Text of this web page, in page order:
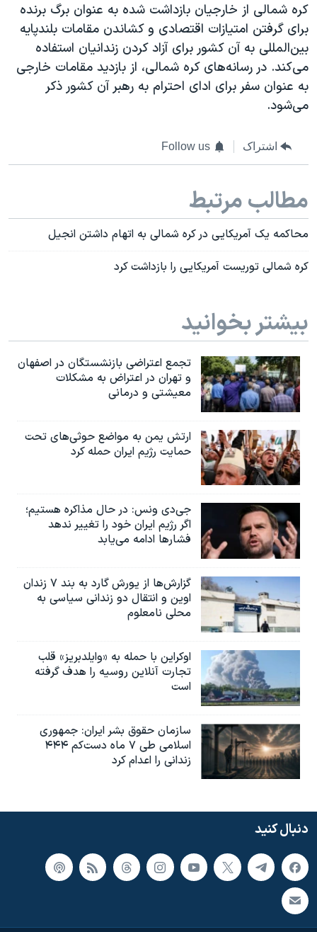
کره شمالی از خارجیان بازداشت شده به عنوان برگ برنده
برای گرفتن امتیازات اقتصادی و کشاندن مقامات بلندپایه
بین‌المللی به آن کشور برای آزاد کردن زندانیان استفاده
می‌کند. در رسانه‌های کره شمالی، از بازدید مقامات خارجی
به عنوان سفر برای ادای احترام به رهبر آن کشور ذکر
می‌شود.
اشتراک Follow us
مطالب مرتبط
محاکمه یک آمریکایی در کره شمالی به اتهام داشتن انجیل
کره شمالی توریست آمریکایی را بازداشت کرد
بیشتر بخوانید
تجمع اعتراضی بازنشستگان در اصفهان
و تهران در اعتراض به مشکلات
معیشتی و درمانی
ارتش یمن به مواضع حوثی‌های تحت
حمایت رژیم ایران حمله کرد
جی‌دی ونس: در حال مذاکره هستیم؛
اگر رژیم ایران خود را تغییر ندهد
فشارها ادامه می‌یابد
گزارش‌ها از یورش گارد به بند ۷ زندان
اوین و انتقال دو زندانی سیاسی به
محلی نامعلوم
اوکراین با حمله به «وایلدبریز» قلب
تجارت آنلاین روسیه را هدف گرفته
است
سازمان حقوق بشر ایران: جمهوری
اسلامی طی ۷ ماه دست‌کم ۴۴۴
زندانی را اعدام کرد
دنبال کنید